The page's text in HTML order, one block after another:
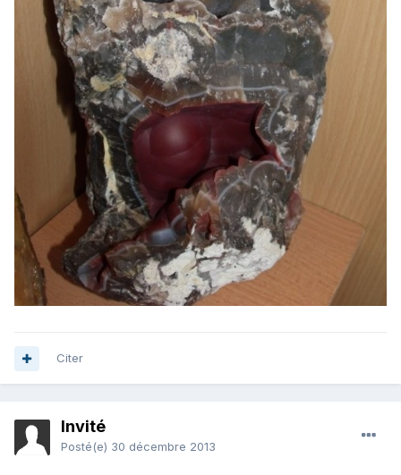
Citer
Invité
Posté(e) 30 décembre 2013